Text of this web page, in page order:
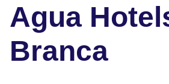
Agua
Branca